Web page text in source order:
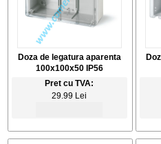
Doza de legatura aparenta
100x100x50 IP56
Pret cu TVA:
29.99 Lei